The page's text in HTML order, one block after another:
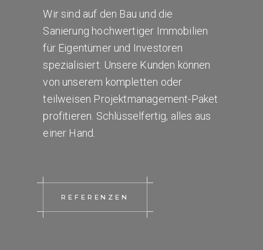
Wir sind auf den Bau und die
Sanierung hochwertiger Immobilien
für Eigentümer und Investoren
spezialisiert. Unsere Kunden können
von unserem kompletten oder
teilweisen Projektmanagement-Paket
profitieren. Schlüsselfertig, alles aus
einer Hand.
REFERENZEN